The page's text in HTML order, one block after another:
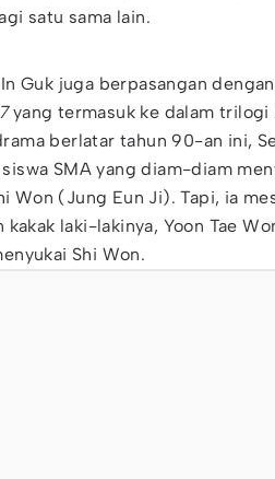
satu sama lain.
Guk juga berpasangan
yang termasuk ke dalam trilogi
berlatar tahun 90-an ini,
SMA yang diam-diam
Won (Jung Eun Ji). Tapi, ia
laki-lakinya, Yoon Tae
Shi Won.